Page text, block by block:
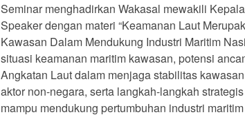
Seminar menghadirkan Wakasal mewakili
Speaker dengan materi “Keamanan Laut
Kawasan Dalam Mendukung Industri Maritim
situasi keamanan maritim kawasan, potensi
Angkatan Laut dalam menjaga stabilitas
aktor non-negara, serta langkah-langkah
mampu mendukung pertumbuhan industri